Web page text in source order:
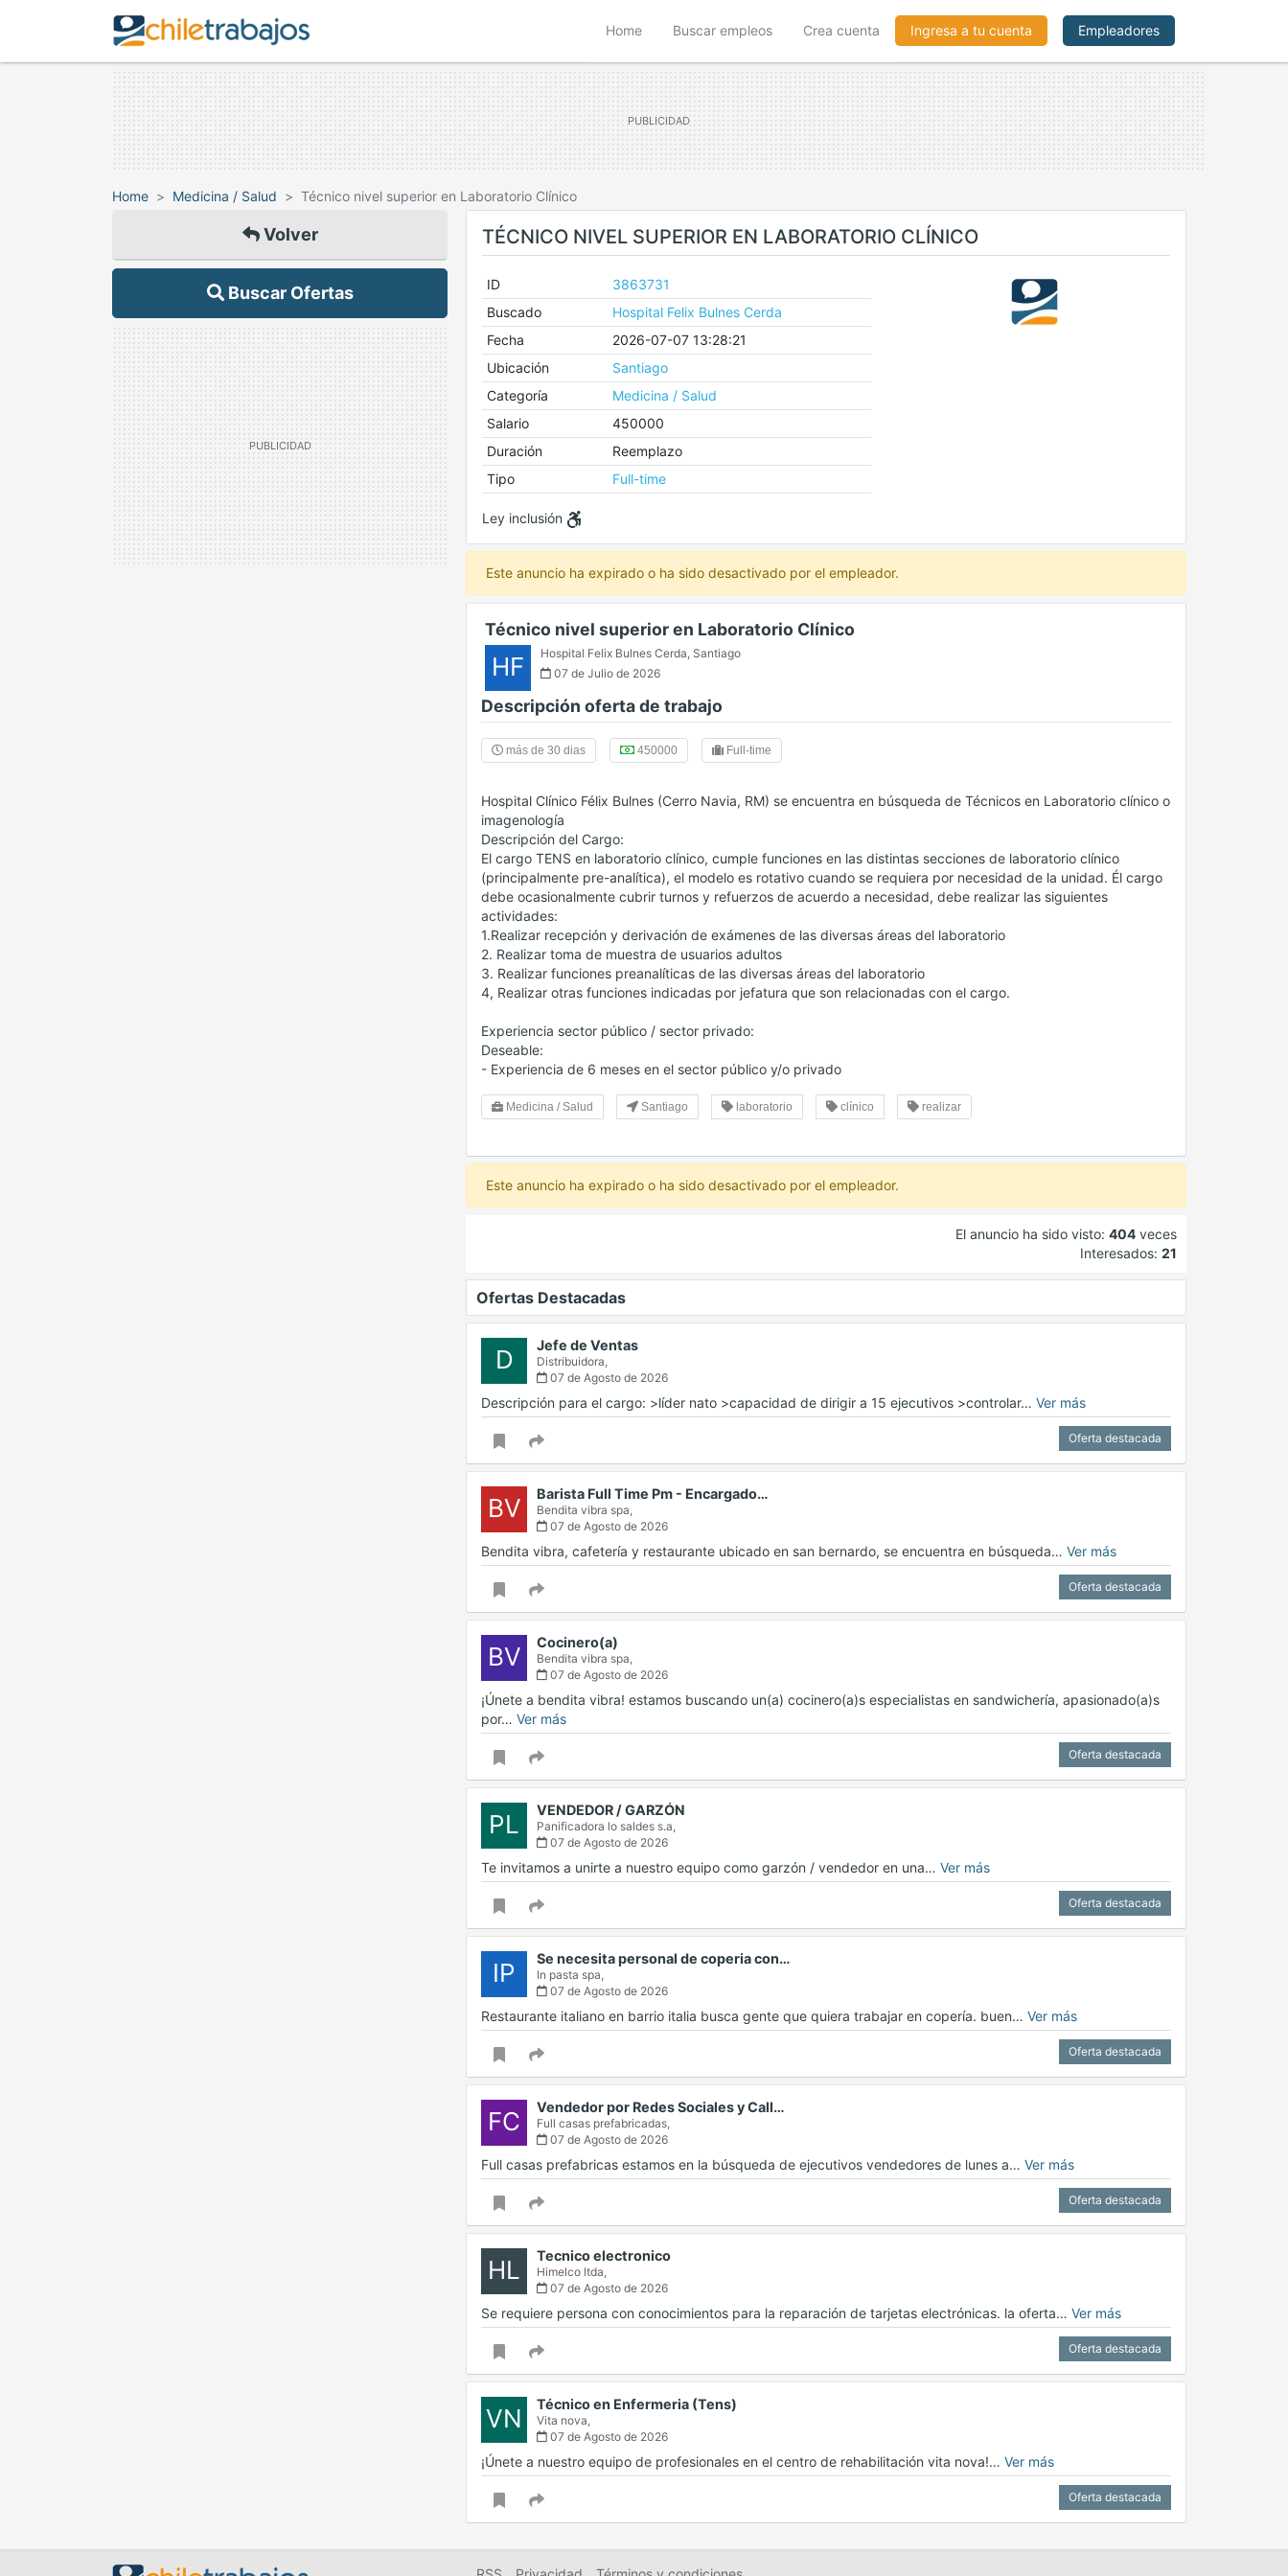
Home(current)Buscar empleos Crea cuenta Ingresa a tu cuenta Empleadores
Home Medicina / Salud Técnico nivel superior en Laboratorio Clínico
Volver
Buscar Ofertas
TÉCNICO NIVEL SUPERIOR EN LABORATORIO CLÍNICO
ID
3863731
Buscado
Hospital Felix Bulnes Cerda
Fecha
2026-07-07 13:28:21
Ubicación
Santiago
Categoría
Medicina / Salud
Salario
450000
Duración
Reemplazo
Tipo
Full-time
Ley inclusión
Este anuncio ha expirado o ha sido desactivado por el empleador.
Técnico nivel superior en Laboratorio Clínico
HF Hospital Felix Bulnes Cerda, Santiago
07 de Julio de 2026
Descripción oferta de trabajo
más de 30 dias 450000 Full-time
Hospital Clínico Félix Bulnes (Cerro Navia, RM) se encuentra en búsqueda de Técnicos en Laboratorio clínico o
imagenología
Descripción del Cargo:
El cargo TENS en laboratorio clínico, cumple funciones en las distintas secciones de laboratorio clínico
(principalmente pre-analítica), el modelo es rotativo cuando se requiera por necesidad de la unidad. Él cargo
debe ocasionalmente cubrir turnos y refuerzos de acuerdo a necesidad, debe realizar las siguientes
actividades:
1.Realizar recepción y derivación de exámenes de las diversas áreas del laboratorio
2. Realizar toma de muestra de usuarios adultos
3. Realizar funciones preanalíticas de las diversas áreas del laboratorio
4, Realizar otras funciones indicadas por jefatura que son relacionadas con el cargo.
Experiencia sector público / sector privado:
Deseable:
- Experiencia de 6 meses en el sector público y/o privado
Medicina / Salud Santiago laboratorio clínico realizar
Este anuncio ha expirado o ha sido desactivado por el empleador.
El anuncio ha sido visto: 404 veces
Interesados: 21
Ofertas Destacadas
D Jefe de Ventas
Distribuidora,
07 de Agosto de 2026
Descripción para el cargo: >líder nato >capacidad de dirigir a 15 ejecutivos >controlar… Ver más
Oferta destacada
BV Barista Full Time Pm - Encargado…
Bendita vibra spa,
07 de Agosto de 2026
Bendita vibra, cafetería y restaurante ubicado en san bernardo, se encuentra en búsqueda… Ver más
Oferta destacada
BV Cocinero(a)
Bendita vibra spa,
07 de Agosto de 2026
¡Únete a bendita vibra! estamos buscando un(a) cocinero(a)s especialistas en sandwichería, apasionado(a)s
por… Ver más
Oferta destacada
PL VENDEDOR / GARZÓN
Panificadora lo saldes s.a,
07 de Agosto de 2026
Te invitamos a unirte a nuestro equipo como garzón / vendedor en una… Ver más
Oferta destacada
IP Se necesita personal de coperia con…
In pasta spa,
07 de Agosto de 2026
Restaurante italiano en barrio italia busca gente que quiera trabajar en copería. buen… Ver más
Oferta destacada
FC Vendedor por Redes Sociales y Call…
Full casas prefabricadas,
07 de Agosto de 2026
Full casas prefabricas estamos en la búsqueda de ejecutivos vendedores de lunes a… Ver más
Oferta destacada
HL Tecnico electronico
Himelco ltda,
07 de Agosto de 2026
Se requiere persona con conocimientos para la reparación de tarjetas electrónicas. la oferta… Ver más
Oferta destacada
VN Técnico en Enfermeria (Tens)
Vita nova,
07 de Agosto de 2026
¡Únete a nuestro equipo de profesionales en el centro de rehabilitación vita nova!… Ver más
Oferta destacada